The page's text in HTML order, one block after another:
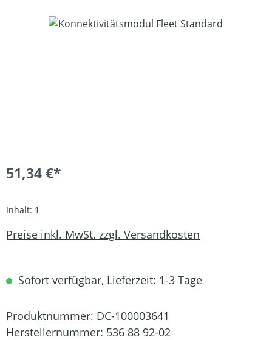
Bildergalerie überspringen
51,34 €*
Inhalt: 1
Preise inkl. MwSt. zzgl. Versandkosten
Sofort verfügbar, Lieferzeit: 1-3 Tage
Produktnummer: DC-100003641
Herstellernummer: 536 88 92-02